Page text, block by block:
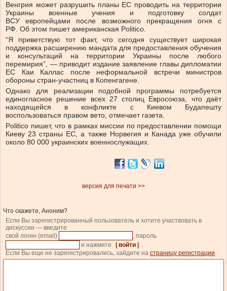
Венгрия может разрушить планы ЕС проводить на территории
Украины военные учения и подготовку солдат
ВСУ европейцами после возможного прекращения огня с
РФ. Об этом пишет американская Politico.
“Я приветствую тот факт, что сегодня существует широкая
поддержка расширению мандата для предоставления обучения
и консультаций на территории Украины после любого
перемирия”, — приводит издание заявление главы дипломатии
ЕС Каи Каллас после неформальной встречи министров
обороны стран-участниц в Копенгагене.
Однако для реализации подобной программы потребуется
единогласное решение всех 27 столиц Евросоюза, что даёт
находящейся в конфликте с Киевом Будапешту
воспользоваться правом вето, отмечает газета.
Politico пишет, что в рамках миссии по предоставлении помощи
Киеву 23 страны ЕС, а также Норвегия и Канада уже обучили
около 80 000 украинских военнослужащих.
версия для печати >>
Что скажете, Аноним?
Если Вы зарегистрированный пользователь и хотите участвовать в
дискуссии — введите
свой логин (email)
, пароль
и нажмите
| войти |
.
Если Вы еще не зарегистрировались, зайдите на страницу регистрации.